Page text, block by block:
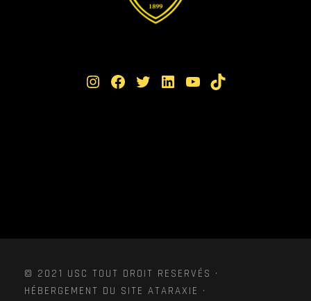
Instagram Facebook Twitter LinkedIn YouTube TikTok
© 2021 USC TOUT DROIT RESERVÉS ·
HÉBERGEMENT DU SITE ATARAXIE ·